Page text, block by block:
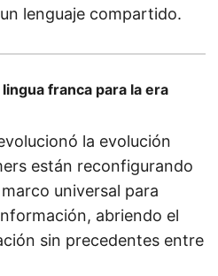
lenguaje compartido.
franca para la era
la evolución
están reconfigurando
universal para
abriendo el
sin precedentes entre